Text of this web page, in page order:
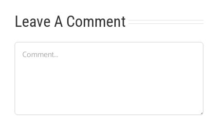
Leave A Comment
Comment